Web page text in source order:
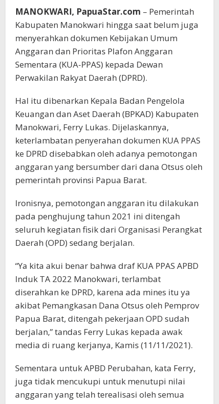
MANOKWARI, PapuaStar.com – Pemerintah
Kabupaten Manokwari hingga saat belum juga
menyerahkan dokumen Kebijakan Umum
Anggaran dan Prioritas Plafon Anggaran
Sementara (KUA-PPAS) kepada Dewan
Perwakilan Rakyat Daerah (DPRD).
Hal itu dibenarkan Kepala Badan Pengelola
Keuangan dan Aset Daerah (BPKAD) Kabupaten
Manokwari, Ferry Lukas. Dijelaskannya,
keterlambatan penyerahan dokumen KUA PPAS
ke DPRD disebabkan oleh adanya pemotongan
anggaran yang bersumber dari dana Otsus oleh
pemerintah provinsi Papua Barat.
Ironisnya, pemotongan anggaran itu dilakukan
pada penghujung tahun 2021 ini ditengah
seluruh kegiatan fisik dari Organisasi Perangkat
Daerah (OPD) sedang berjalan.
“Ya kita akui benar bahwa draf KUA PPAS APBD
Induk TA 2022 Manokwari, terlambat
diserahkan ke DPRD, karena ada mines itu ya
akibat Pemangkasan Dana Otsus oleh Pemprov
Papua Barat, ditengah pekerjaan OPD sudah
berjalan,” tandas Ferry Lukas kepada awak
media di ruang kerjanya, Kamis (11/11/2021).
Sementara untuk APBD Perubahan, kata Ferry,
juga tidak mencukupi untuk menutupi nilai
anggaran yang telah terealisasi oleh semua